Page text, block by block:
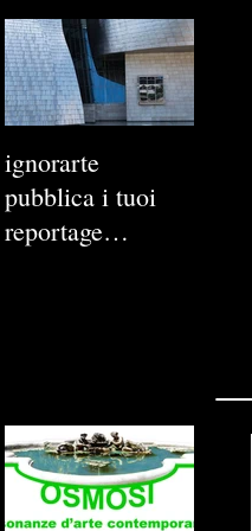
ignorarte
pubblica i tuoi
reportage